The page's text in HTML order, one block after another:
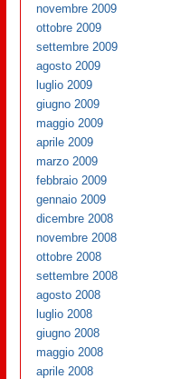
novembre 2009
ottobre 2009
settembre 2009
agosto 2009
luglio 2009
giugno 2009
maggio 2009
aprile 2009
marzo 2009
febbraio 2009
gennaio 2009
dicembre 2008
novembre 2008
ottobre 2008
settembre 2008
agosto 2008
luglio 2008
giugno 2008
maggio 2008
aprile 2008